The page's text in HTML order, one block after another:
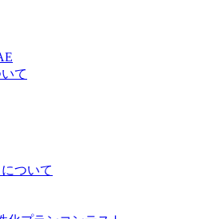
て
ついて